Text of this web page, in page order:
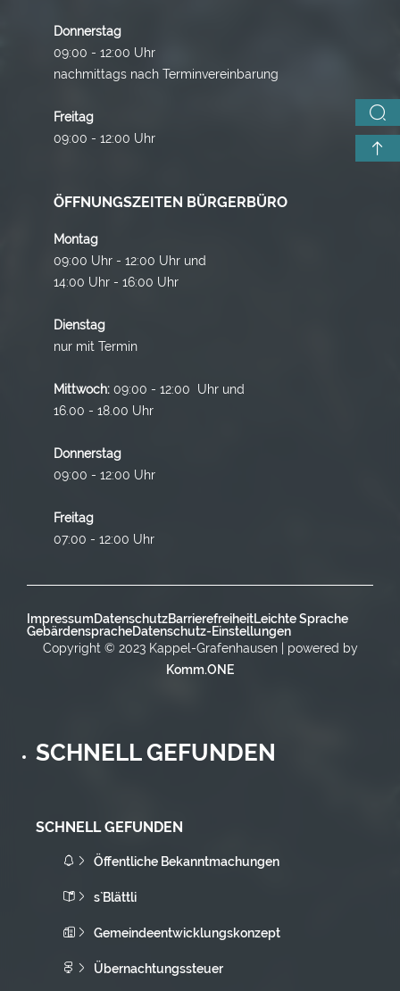
Donnerstag
09:00 - 12:00 Uhr
nachmittags nach Terminvereinbarung
Freitag
09:00 - 12:00 Uhr
ÖFFNUNGSZEITEN BÜRGERBÜRO
Montag
09:00 Uhr - 12:00 Uhr und
14:00 Uhr - 16:00 Uhr
Dienstag
nur mit Termin
Mittwoch: 09:00 - 12:00 Uhr und
16.00 - 18.00 Uhr
Donnerstag
09:00 - 12:00 Uhr
Freitag
07:00 - 12:00 Uhr
ImpressumDatenschutzBarrierefreiheitLeichte Sprache
GebärdenspracheDatenschutz-Einstellungen
Copyright © 2023 Kappel-Grafenhausen | powered by
Komm.ONE
SCHNELL GEFUNDEN
SCHNELL GEFUNDEN
Öffentliche Bekanntmachungen
s`Blättli
Gemeindeentwicklungskonzept
Übernachtungssteuer